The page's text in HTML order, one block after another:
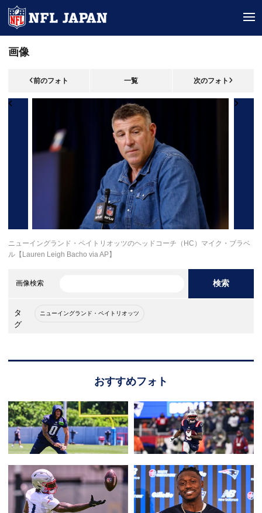
画像
前のフォト 一覧 次のフォト
ニューイングランド・ペイトリオッツのヘッドコーチ（HC）マイク・ブラベ
ル【Lauren Leigh Bacho via AP】
画像検索 検索
タ
グ
ニューイングランド・ペイトリオッツ
おすすめフォト